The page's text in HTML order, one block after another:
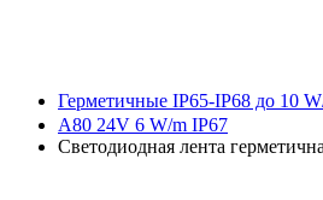
Герметичные IP65-IP68 до 10
A80 24V 6 W/m IP67
Светодиодная лента